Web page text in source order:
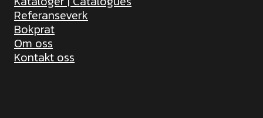
Referanseverk
Bokprat
Om oss
Kontakt oss